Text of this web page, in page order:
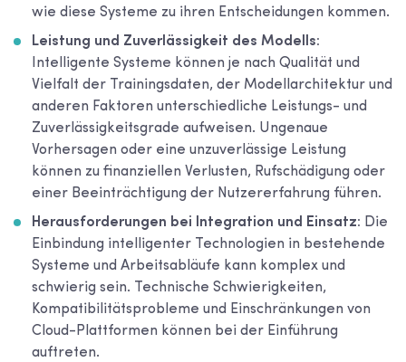
wie diese Systeme zu ihren Entscheidungen kommen.
Leistung und Zuverlässigkeit des Modells:
Intelligente Systeme können je nach Qualität und
Vielfalt der Trainingsdaten, der Modellarchitektur und
anderen Faktoren unterschiedliche Leistungs- und
Zuverlässigkeitsgrade aufweisen. Ungenaue
Vorhersagen oder eine unzuverlässige Leistung
können zu finanziellen Verlusten, Rufschädigung oder
einer Beeinträchtigung der Nutzererfahrung führen.
Herausforderungen bei Integration und Einsatz: Die
Einbindung intelligenter Technologien in bestehende
Systeme und Arbeitsabläufe kann komplex und
schwierig sein. Technische Schwierigkeiten,
Kompatibilitätsprobleme und Einschränkungen von
Cloud-Plattformen können bei der Einführung
auftreten.